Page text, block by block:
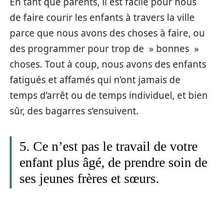
de faire courir les enfants à travers la ville
parce que nous avons des choses à faire, ou
des programmer pour trop de » bonnes »
choses. Tout à coup, nous avons des enfants
fatigués et affamés qui n’ont jamais de
temps d’arrêt ou de temps individuel, et bien
sûr, des bagarres s’ensuivent.
5. Ce n’est pas le travail de votre
enfant plus âgé, de prendre soin de
ses jeunes frères et sœurs.